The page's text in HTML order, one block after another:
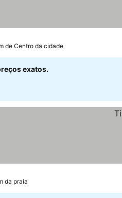
de Centro da cidade
exatos.
da praia